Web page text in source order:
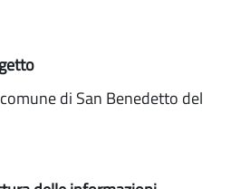
di San Benedetto del